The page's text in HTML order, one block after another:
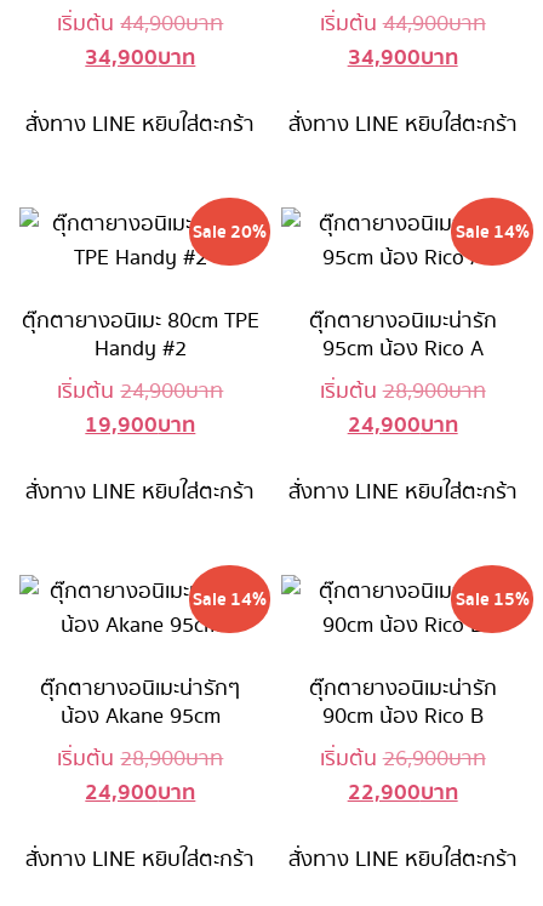
เริ่มต้น44,900บาทOriginal
44,900 บาท.
34,900บาทCurrent
is:
สั่งทาง LINE หยิบใส่ตะกร้า
เริ่มต้น44,900บาท
34,900บาทCurrent
is:
สั่งทาง LINE หยิบใส่ตะกร้า
Sale 20%
ตุ๊กตายางอนิเมะ 80cm TPE
Handy #2
เริ่มต้น24,900บาทOriginal
24,900 บาท.
19,900บาทCurrent
is:
สั่งทาง LINE หยิบใส่ตะกร้า
Sale 14%
ตุ๊กตายางอนิเมะน่ารัก
95cm น้อง Rico A
เริ่มต้น28,900บาท
24,900บาทCurrent
is:
สั่งทาง LINE หยิบใส่ตะกร้า
Sale 14%
ตุ๊กตายางอนิเมะน่ารักๆ
น้อง Akane 95cm
เริ่มต้น28,900บาทOriginal
28,900 บาท.
24,900บาทCurrent
is:
สั่งทาง LINE หยิบใส่ตะกร้า
Sale 15%
ตุ๊กตายางอนิเมะน่ารัก
90cm น้อง Rico B
เริ่มต้น26,900บาท
22,900บาทCurrent
is:
สั่งทาง LINE หยิบใส่ตะกร้า